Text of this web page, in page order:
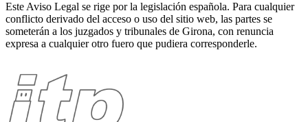
Este Aviso Legal se rige por la legislación española. Para cualquier
conflicto derivado del acceso o uso del sitio web, las partes se
someterán a los juzgados y tribunales de Girona, con renuncia
expresa a cualquier otro fuero que pudiera corresponderle.